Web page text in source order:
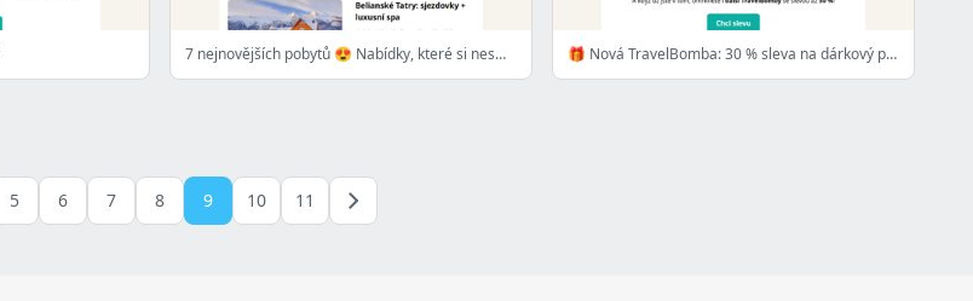
7 nejnovějších pobytů 😍 Nabídky, které si nesmíte nechat ujít 🎁 Nová TravelBomba: 30 % sleva na dárkový poukaz!
5 6 7 8 9 10 11